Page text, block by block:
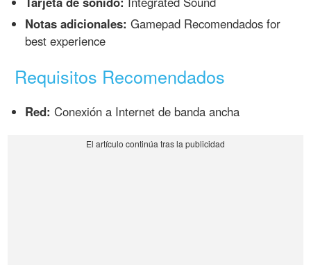
Notas adicionales: Gamepad Recomendados for
best experience
Requisitos Recomendados
Red: Conexión a Internet de banda ancha